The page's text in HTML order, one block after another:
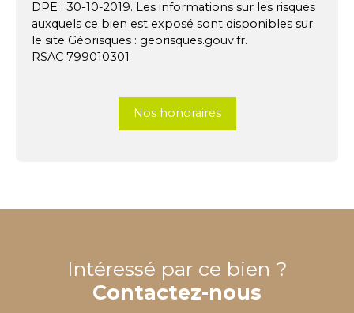
DPE : 30-10-2019. Les informations sur les risques
auxquels ce bien est exposé sont disponibles sur
le site Géorisques : georisques.gouv.fr.
RSAC 799010301
Nos honoraires
Intéressé par ce bien ?
Contactez-nous